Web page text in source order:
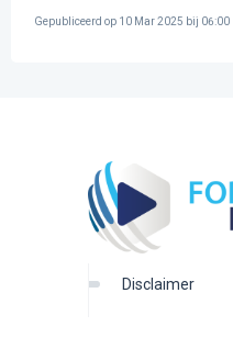
Gepubliceerd op 10 Mar 2025 bij 06:00
disclaimer